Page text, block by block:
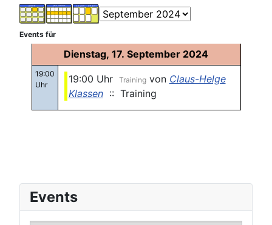
Events
Events für
Dienstag, 17. September 2024
19:00
Uhr
19:00 Uhr Trainingvon Claus-Helge
Klassen:: Training